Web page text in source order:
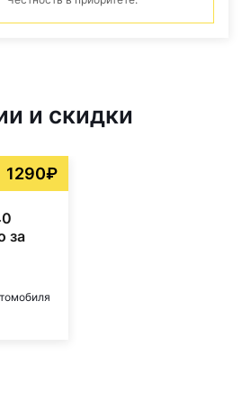
и скидки
1290₽
за